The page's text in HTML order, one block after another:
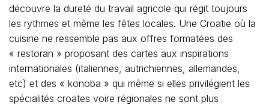
découvre la dureté du travail agricole qui régit toujours
les rythmes et même les fêtes locales. Une Croatie où la
cuisine ne ressemble pas aux offres formatées des
« restoran » proposant des cartes aux inspirations
internationales (italiennes, autrichiennes, allemandes,
etc) et des « konoba » qui même si elles privilégient les
spécialités croates voire régionales ne sont plus